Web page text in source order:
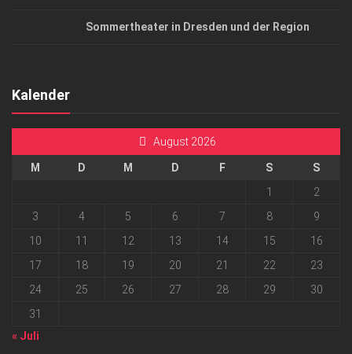
Sommertheater in Dresden und der Region
Kalender
August 2026
M D M D F S
S
1
2
3
4 5 6 7 8
9
10
11 12 13 14 15
16
17
18 19 20 21 22
23
24
25 26 27 28 29
30
31
« Juli